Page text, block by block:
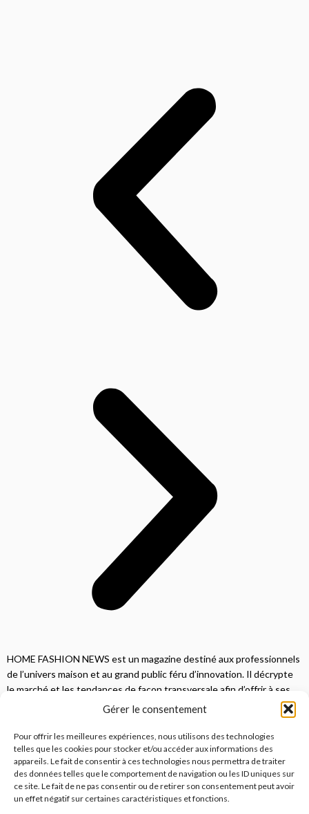
Gérer le consentement
Pour offrir les meilleures expériences, nous utilisons des technologies
telles que les cookies pour stocker et/ou accéder aux informations des
appareils. Le fait de consentir à ces technologies nous permettra de traiter
des données telles que le comportement de navigation ou les ID uniques sur
ce site. Le fait de ne pas consentir ou de retirer son consentement peut avoir
un effet négatif sur certaines caractéristiques et fonctions.
HOME FASHION NEWS est un magazine destiné aux professionnels
de l’univers maison et au grand public féru d’innovation. Il décrypte
le marché et les tendances de façon transversale afin d’offrir à ses
lecteurs une vision complète.
JE M'ABONNE